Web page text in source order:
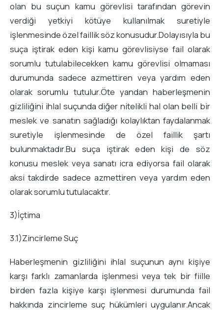
olan bu suçun kamu görevlisi tarafından görevin
verdiği yetkiyi kötüye kullanılmak suretiyle
işlenmesinde özel faillik söz konusudur.Dolayısıyla bu
suça iştirak eden kişi kamu görevlisiyse fail olarak
sorumlu tutulabilecekken kamu görevlisi olmaması
durumunda sadece azmettiren veya yardım eden
olarak sorumlu tutulur.Öte yandan haberleşmenin
gizliliğini ihlal suçunda diğer nitelikli hal olan belli bir
meslek ve sanatın sağladığı kolaylıktan faydalanmak
suretiyle işlenmesinde de özel faillik şartı
bulunmaktadır.Bu suça iştirak eden kişi de söz
konusu meslek veya sanatı icra ediyorsa fail olarak
aksi takdirde sadece azmettiren veya yardım eden
olarak sorumlu tutulacaktır.
3)İçtima
3.1)Zincirleme Suç
Haberleşmenin gizliliğini ihlal suçunun aynı kişiye
karşı farklı zamanlarda işlenmesi veya tek bir fiille
birden fazla kişiye karşı işlenmesi durumunda fail
hakkında zincirleme suç hükümleri uygulanır.Ancak